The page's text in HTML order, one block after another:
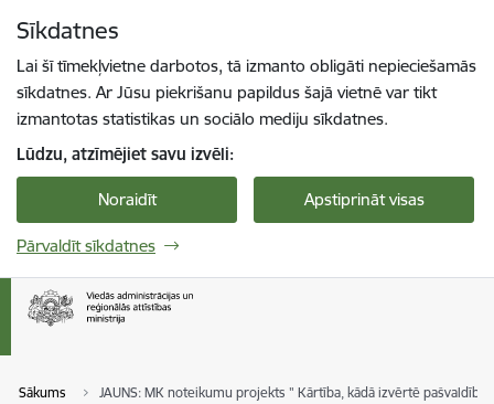
Sīkdatnes
Lai šī tīmekļvietne darbotos, tā izmanto obligāti nepieciešamās
sīkdatnes. Ar Jūsu piekrišanu papildus šajā vietnē var tikt
izmantotas statistikas un sociālo mediju sīkdatnes.
Lūdzu, atzīmējiet savu izvēli:
Noraidīt Apstiprināt visas
Pārvaldīt sīkdatnes
Sākums JAUNS: MK noteikumu projekts " Kārtība, kādā izvērtē